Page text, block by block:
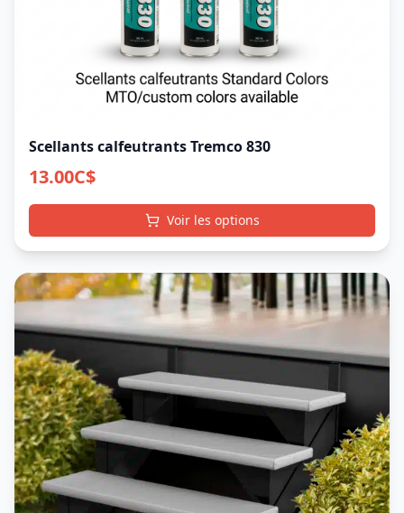
Scellants calfeutrants Tremco 830
13.00C$
Voir les options